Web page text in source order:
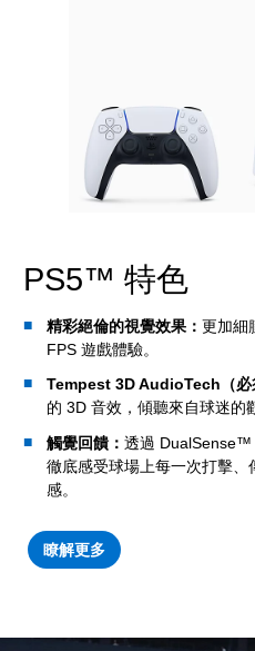
PS5™ 特色
精彩絕倫的視覺效果： 更加細
FPS 遊戲體驗。
Tempest 3D AudioTech（必
的 3D 音效，傾聽來自球迷的
觸覺回饋： 透過 DualSense™
徹底感受球場上每一次打擊
感。
瞭解更多